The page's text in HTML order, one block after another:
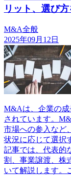
リット、選び
M&A全般
2025年09月12日
M&Aは、企業の成
されています。
市場への参入など
状況に応じて選択
記事では、代表的
割、事業譲渡、株
いて解説します。